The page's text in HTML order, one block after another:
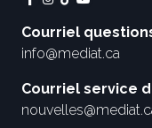
Courriel
info@mediat.ca
Courriel service